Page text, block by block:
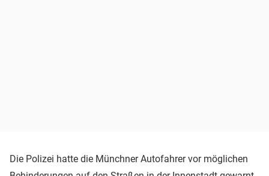
Die Polizei hatte die Münchner Autofahrer vor möglichen